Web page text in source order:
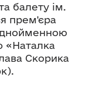
балету ім.
прем'єра
«Наталка
Скорика